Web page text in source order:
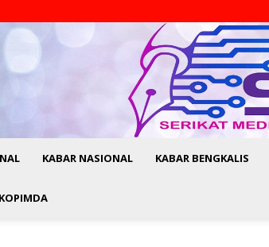
KABAR NASIONAL KABAR BENGKALIS